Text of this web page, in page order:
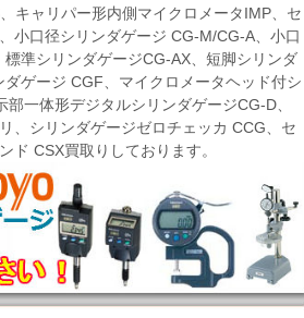
キャリパー形内側マイクロメータIMP、セ
小口径シリンダゲージ CG-M/CG-A、小口
準シリンダゲージCG-AX、短脚シリンダ
ゲージ CGF、マイクロメータヘッド付シ
部一体形デジタルシリンダゲージCG-D、
、シリンダゲージゼロチェッカ CCG、セ
ド CSX買取りしております。